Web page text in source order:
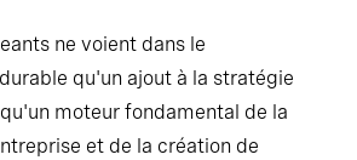
ne voient dans le
qu'un ajout à la stratégie
moteur fondamental de la
et de la création de